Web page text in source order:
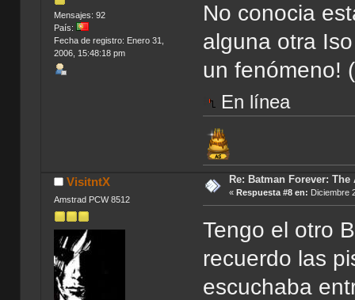
Mensajes: 92
País:
Fecha de registro: Enero 31,
2006, 15:48:18 pm
No conocia
alguna otra
un fenómeno!
En línea
VisitntX
Amstrad PCW 8512
Re: Batman Forever: The
« Respuesta #8 en: Diciembre
Tengo el otro
recuerdo las
escuchaba